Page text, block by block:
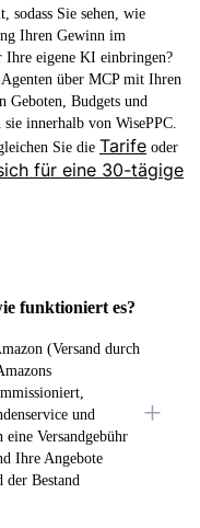
Sie sehen, wie
Ihren Gewinn im
Ihre eigene KI einbringen?
über MCP mit Ihren
Geboten, Budgets und
innerhalb von WisePPC.
Sie die Tarife oder
für eine 30-tägige
funktioniert es?
(Versand durch
und
Versandgebühr
Ihre Angebote
der Bestand